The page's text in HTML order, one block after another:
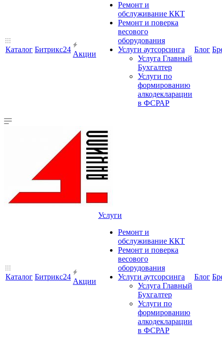
Каталог Битрикс24
Акции
Ремонт и
обслуживание ККТ
Ремонт и поверка
весового
оборудования
Услуги аутсорсинга
Услуга Главный
Бухгалтер
Услуги по
формированию
алкодекларации
в ФСРАР
Блог
Каталог Битрикс24
Акции
Услуги
Ремонт и
обслуживание ККТ
Ремонт и поверка
весового
оборудования
Услуги аутсорсинга
Услуга Главный
Бухгалтер
Услуги по
формированию
алкодекларации
в ФСРАР
Блог